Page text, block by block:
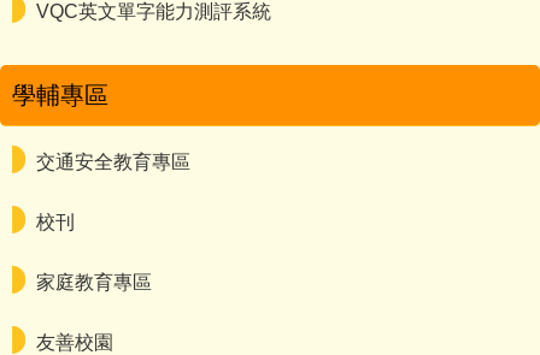
VQC英文單字能力測評系統
學輔專區
交通安全教育專區
校刊
家庭教育專區
友善校園